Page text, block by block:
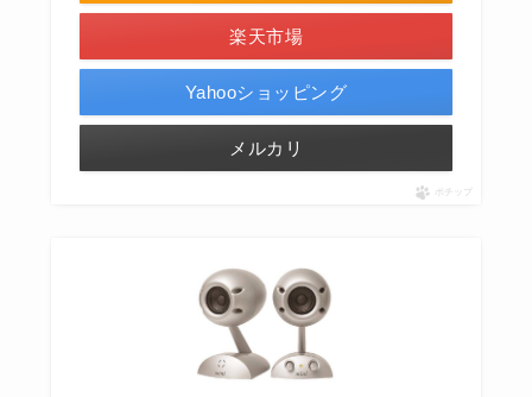
楽天市場
Yahooショッピング
メルカリ
ポチップ